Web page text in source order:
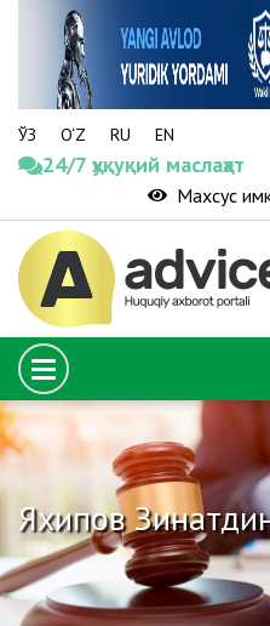
ЎЗ O‘Z RU EN
24/7 ҳуқуқий маслаҳат
Махсус
Яхипов